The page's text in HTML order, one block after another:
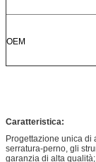
OEM
Caratteristica:
Progettazione unica di
serratura-perno, gli
garanzia di alta qualità;